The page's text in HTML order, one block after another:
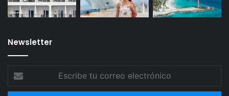
Newsletter
correo